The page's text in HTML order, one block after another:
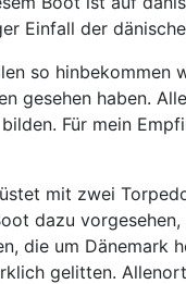
Einfall der
so hinbekommen
gesehen haben.
Für mein
mit zwei
dazu
die um Dänemark
gelitten.